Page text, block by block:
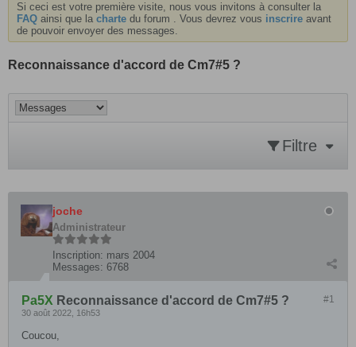
Si ceci est votre première visite, nous vous invitons à consulter la
FAQ ainsi que la charte du forum . Vous devrez vous inscrire avant
de pouvoir envoyer des messages.
Reconnaissance d'accord de Cm7#5 ?
Filtre
joche
Administrateur
Inscription: mars 2004
Messages: 6768
#1
Pa5X Reconnaissance d'accord de Cm7#5 ?
30 août 2022, 16h53
Coucou,